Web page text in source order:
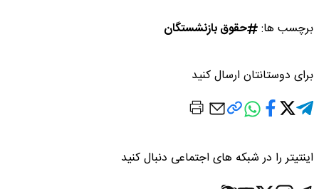
برچسب ها: حقوق بازنشستگان
برای دوستانتان ارسال کنید
اینتیتر را در شبکه های اجتماعی دنبال کنید